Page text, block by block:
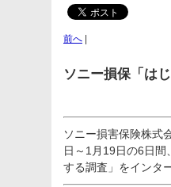
前へ
ソニー損保「は
ソニー損害保険株式
日～1月19日の6日
する調査」をインタ